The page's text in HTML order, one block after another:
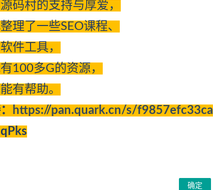
机破解补丁
码村的支持与厚爱，
理了一些SEO课程、
件工具，
100多G的资源，
有帮助。
https://pan.quark.cn/s/f9857efc33ca
确定